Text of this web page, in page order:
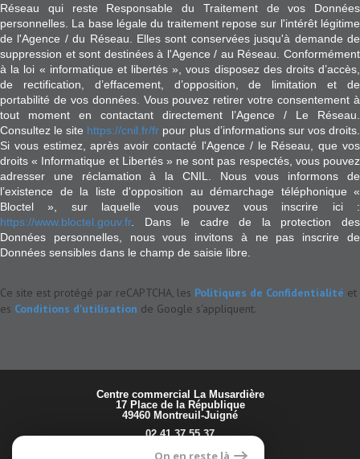
Réseau qui reste Responsable du Traitement de vos Données
personnelles. La base légale du traitement repose sur l'intérêt légitime
de l'Agence / du Réseau. Elles sont conservées jusqu'à demande de
suppression et sont destinées à l'Agence / au Réseau. Conformément
à la loi « informatique et libertés », vous disposez des droits d’accès,
de rectification, d’effacement, d’opposition, de limitation et de
portabilité de vos données. Vous pouvez retirer votre consentement à
tout moment en contactant directement l’Agence / Le Réseau.
Consultez le site https://cnil.fr/fr pour plus d’informations sur vos droits.
Si vous estimez, après avoir contacté l'Agence / le Réseau, que vos
droits « Informatique et Libertés » ne sont pas respectés, vous pouvez
adresser une réclamation à la CNIL. Nous vous informons de
l’existence de la liste d'opposition au démarchage téléphonique «
Bloctel », sur laquelle vous pouvez vous inscrire ici :
https://www.bloctel.gouv.fr. Dans le cadre de la protection des
Données personnelles, nous vous invitons à ne pas inscrire de
Données sensibles dans le champ de saisie libre.
Ce site est protégé par reCAPTCHA, les Politiques de Confidentialité et
es Conditions d'utilisation de Google s'appliquent.
17 Place de la République
49460 Montreuil-Juigné
02 41 37 55 37
prisma.montreuil@orange.fr
On en reste là